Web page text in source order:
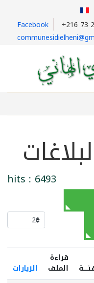
Facebook
+216 73
hits : 6493
قراءة
الملف
الزيارات